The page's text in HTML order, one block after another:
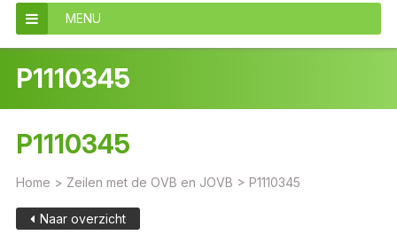
MENU
P1110345
P1110345
Home > Zeilen met de OVB en JOVB > P1110345
Naar overzicht